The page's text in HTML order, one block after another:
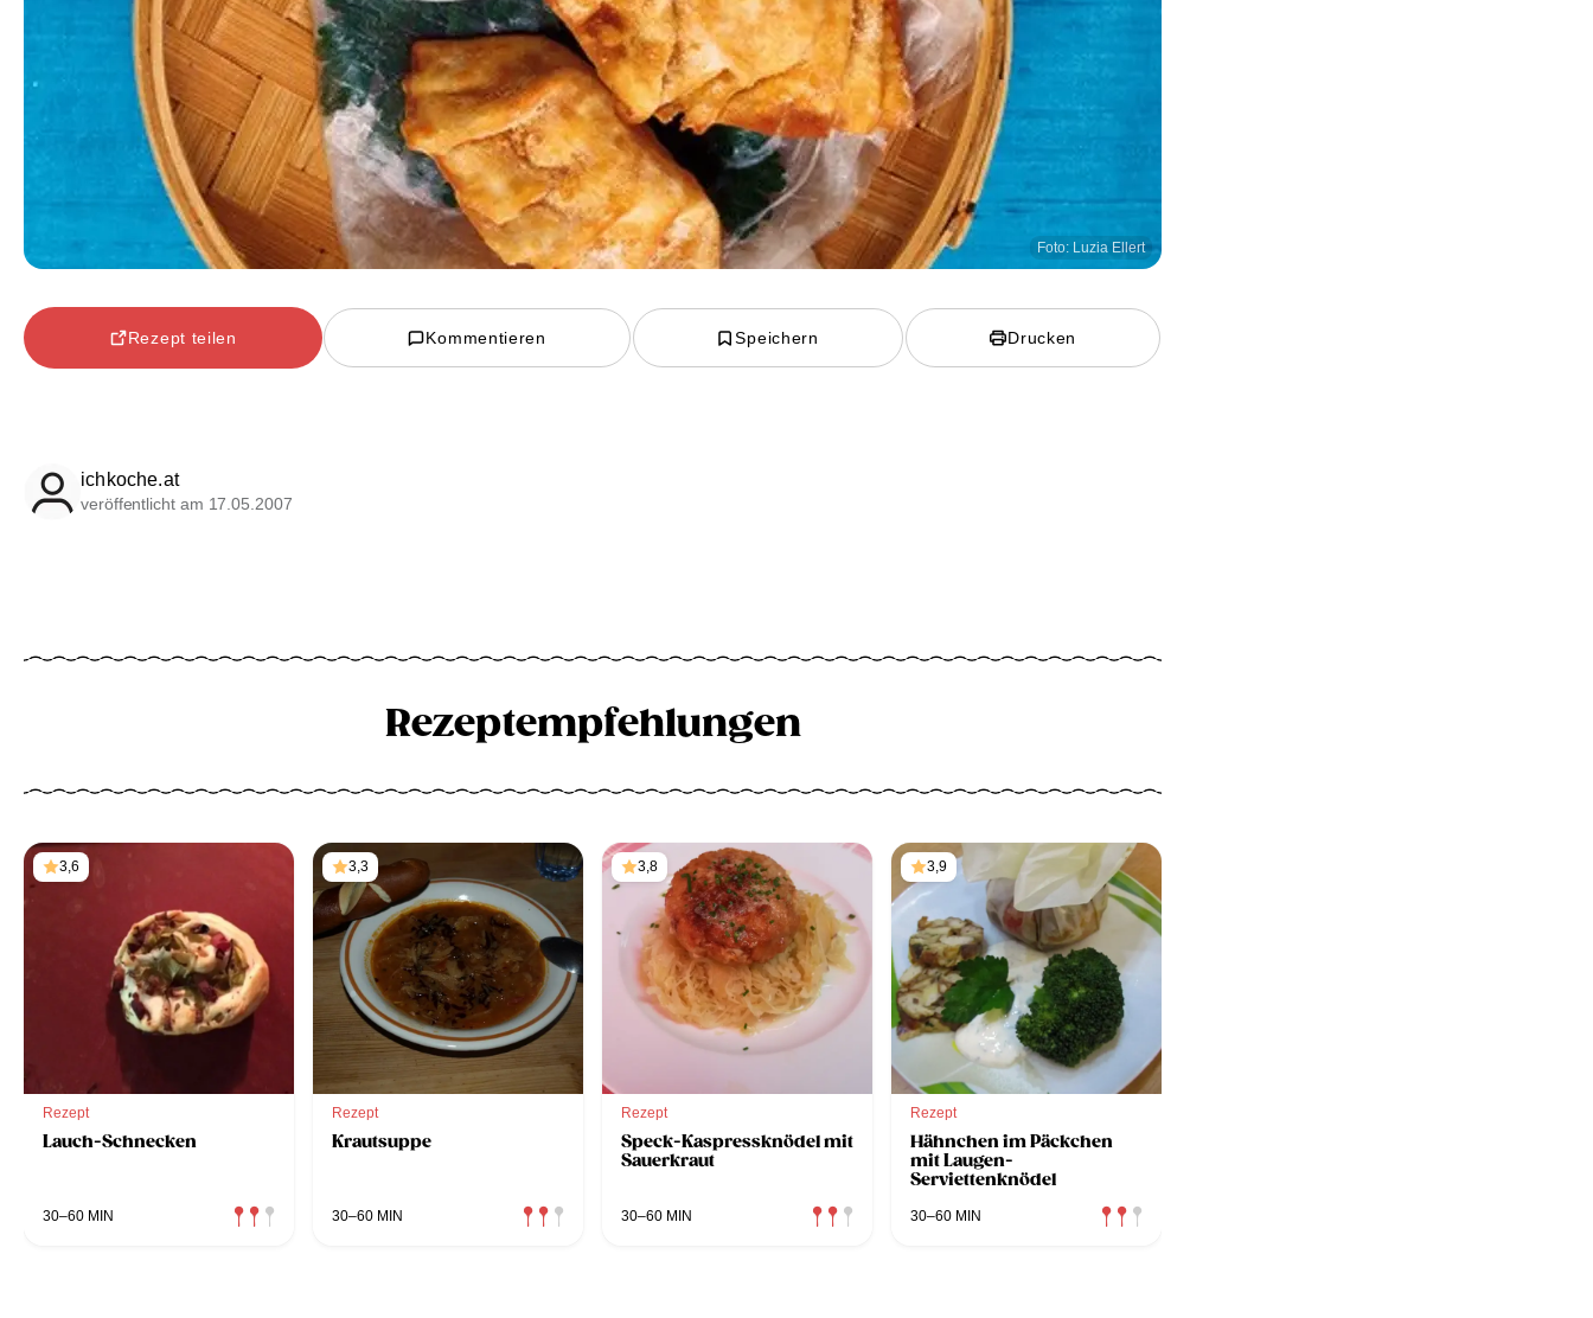
Foto: Luzia Ellert
Rezept teilen Kommentieren Speichern Drucken
ichkoche.at
veröffentlicht am 17.05.2007
Rezeptempfehlungen
3,6
Rezept
Lauch-Schnecken
30–60 MIN
3,3
Rezept
Krautsuppe
30–60 MIN
3,8
Rezept
Speck-Kaspressknödel mit
Sauerkraut
30–60 MIN
3,9
Rezept
Hähnchen im Päckchen
mit Laugen-
Serviettenknödel
30–60 MIN